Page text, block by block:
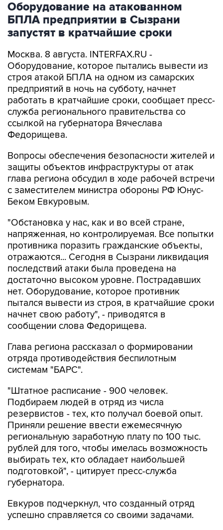
Оборудование на атакованном
БПЛА предприятии в Сызрани
запустят в кратчайшие сроки
Москва. 8 августа. INTERFAX.RU -
Оборудование, которое пытались вывести из
строя атакой БПЛА на одном из самарских
предприятий в ночь на субботу, начнет
работать в кратчайшие сроки, сообщает пресс-
служба регионального правительства со
ссылкой на губернатора Вячеслава
Федорищева.
Вопросы обеспечения безопасности жителей и
защиты объектов инфраструктуры от атак
глава региона обсудил в ходе рабочей встречи
с заместителем министра обороны РФ Юнус-
Беком Евкуровым.
"Обстановка у нас, как и во всей стране,
напряженная, но контролируемая. Все попытки
противника поразить гражданские объекты,
отражаются... Сегодня в Сызрани ликвидация
последствий атаки была проведена на
достаточно высоком уровне. Пострадавших
нет. Оборудование, которое противник
пытался вывести из строя, в кратчайшие сроки
начнет свою работу", - приводятся в
сообщении слова Федорищева.
Глава региона рассказал о формировании
отряда противодействия беспилотным
системам "БАРС".
"Штатное расписание - 900 человек.
Подбираем людей в отряд из числа
резервистов - тех, кто получал боевой опыт.
Приняли решение ввести ежемесячную
региональную заработную плату по 100 тыс.
рублей для того, чтобы имелась возможность
выбирать тех, кто обладает наибольшей
подготовкой", - цитирует пресс-служба
губернатора.
Евкуров подчеркнул, что созданный отряд
успешно справляется со своими задачами.